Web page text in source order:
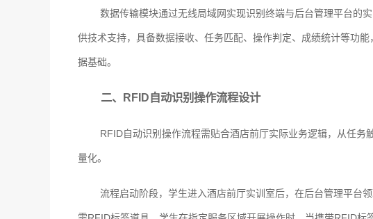
数据传输模块通过无线局域网实现识别终端与后台管理平台的
供技术支持，具备数据接收、任务匹配、操作判定、成绩统计等功
据基础。
二、RFID自动识别操作流程设计
RFID自动识别操作流程需贴合酒店前厅实际业务逻辑，从任
量化。
流程启动阶段，学生进入酒店前厅实训室后，在后台管理平台